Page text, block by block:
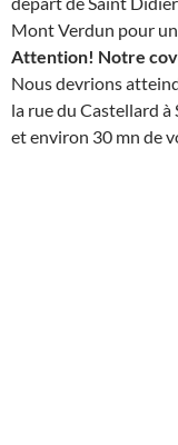
Mont Verdun pour
Attention! Notre
Nous devrions
la rue du Castellard
et environ 30 mn de